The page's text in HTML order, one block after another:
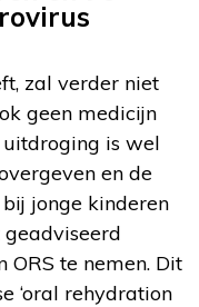
zal verder niet
geen medicijn
uitdroging is wel
en de
jonge kinderen
ORS te nemen. Dit
‘oral rehydration